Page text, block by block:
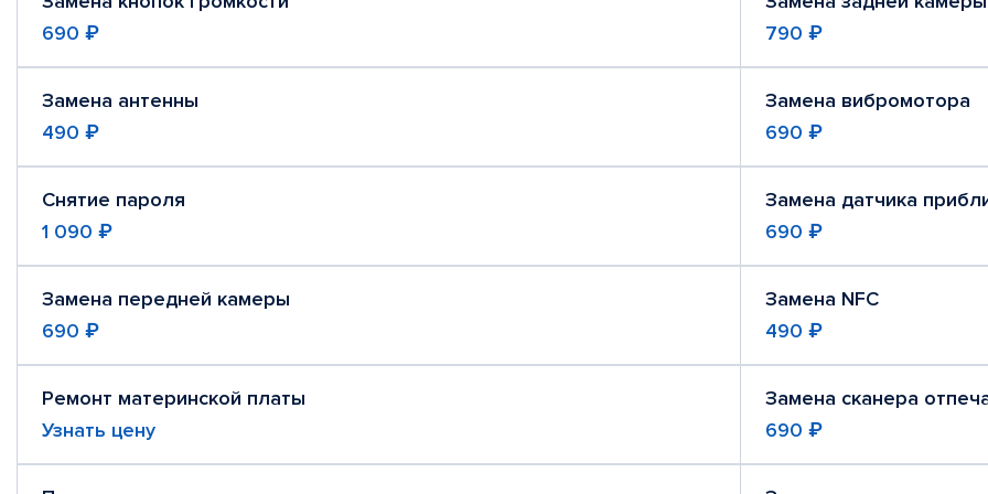
690 ₽
790 ₽
Замена антенны
490 ₽
Замена вибромотора
690 ₽
Снятие пароля
1 090 ₽
Замена датчика
690 ₽
Замена передней камеры
690 ₽
Замена NFC
490 ₽
Ремонт материнской платы
Узнать цену
Замена сканера
690 ₽